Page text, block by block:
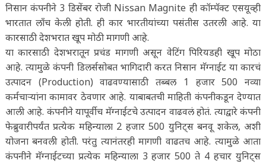
निसान कंपनीने 3 डिसेंबर रोजी Nissan Magnite ही कॉम्पॅक्ट एसयूव्ही
भारतात लाँच केली होती. ही कार भारतीयांच्या पसंतीस उतरली आहे. या
कारसाठी देशभरात खूप मोठी मागणी आहे.
या कारसाठी देशभरातून प्रचंड मागणी असून वेटिंग पिरियडही खूप मोठा
आहे. त्यामुळे कंपनी डिलर्ससोबत भागिदारी करत निसान मॅग्नाईट या कारचं
उत्पादन (Production) वाढवण्यासाठी तब्बल 1 हजार 500 नव्या
कर्मचाऱ्यांना कामावर ठेवणार आहे. याबाबतची माहिती कंपनीकडून देण्यात
आली आहे. कंपनीने यापूर्वीच मॅग्नाईटचे उत्पादन वाढवलं होतं. त्याद्वारे कंपनी
फेब्रुवारीपर्यंत प्रत्येक महिन्याला 2 हजार 500 युनिट्स बनवू शकेल, अशी
योजना बनवली होती. परंतु त्यानंतरही मागणी वाढतच आहे. त्यामुळे आता
कंपनीने मॅग्नाईटच्या प्रत्येक महिन्याला 3 हजार 500 ते 4 हचार युनिट्स